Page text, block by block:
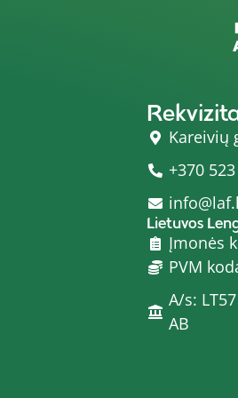
Kareivių
+370
Lietuvos
Įmonės
PVM
A/s:
AB